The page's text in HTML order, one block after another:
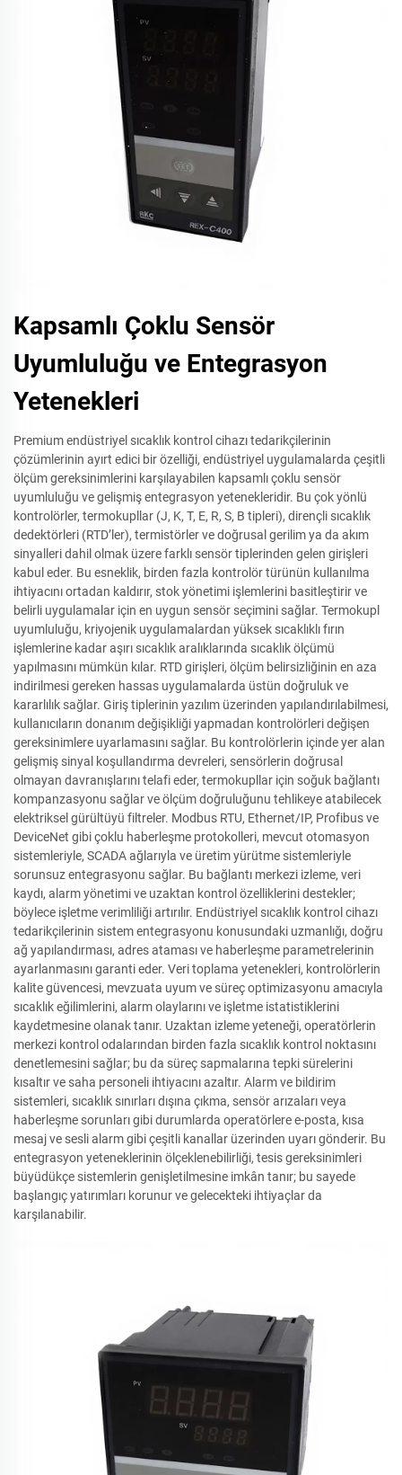
Kapsamlı Çoklu Sensör
Uyumluluğu ve Entegrasyon
Yetenekleri
Premium endüstriyel sıcaklık kontrol cihazı tedarikçilerinin
çözümlerinin ayırt edici bir özelliği, endüstriyel uygulamalarda çeşitli
ölçüm gereksinimlerini karşılayabilen kapsamlı çoklu sensör
uyumluluğu ve gelişmiş entegrasyon yetenekleridir. Bu çok yönlü
kontrolörler, termokupllar (J, K, T, E, R, S, B tipleri), dirençli sıcaklık
dedektörleri (RTD’ler), termistörler ve doğrusal gerilim ya da akım
sinyalleri dahil olmak üzere farklı sensör tiplerinden gelen girişleri
kabul eder. Bu esneklik, birden fazla kontrolör türünün kullanılma
ihtiyacını ortadan kaldırır, stok yönetimi işlemlerini basitleştirir ve
belirli uygulamalar için en uygun sensör seçimini sağlar. Termokupl
uyumluluğu, kriyojenik uygulamalardan yüksek sıcaklıklı fırın
işlemlerine kadar aşırı sıcaklık aralıklarında sıcaklık ölçümü
yapılmasını mümkün kılar. RTD girişleri, ölçüm belirsizliğinin en aza
indirilmesi gereken hassas uygulamalarda üstün doğruluk ve
kararlılık sağlar. Giriş tiplerinin yazılım üzerinden yapılandırılabilmesi,
kullanıcıların donanım değişikliği yapmadan kontrolörleri değişen
gereksinimlere uyarlamasını sağlar. Bu kontrolörlerin içinde yer alan
gelişmiş sinyal koşullandırma devreleri, sensörlerin doğrusal
olmayan davranışlarını telafi eder, termokupllar için soğuk bağlantı
kompanzasyonu sağlar ve ölçüm doğruluğunu tehlikeye atabilecek
elektriksel gürültüyü filtreler. Modbus RTU, Ethernet/IP, Profibus ve
DeviceNet gibi çoklu haberleşme protokolleri, mevcut otomasyon
sistemleriyle, SCADA ağlarıyla ve üretim yürütme sistemleriyle
sorunsuz entegrasyonu sağlar. Bu bağlantı merkezi izleme, veri
kaydı, alarm yönetimi ve uzaktan kontrol özelliklerini destekler;
böylece işletme verimliliği artırılır. Endüstriyel sıcaklık kontrol cihazı
tedarikçilerinin sistem entegrasyonu konusundaki uzmanlığı, doğru
ağ yapılandırması, adres ataması ve haberleşme parametrelerinin
ayarlanmasını garanti eder. Veri toplama yetenekleri, kontrolörlerin
kalite güvencesi, mevzuata uyum ve süreç optimizasyonu amacıyla
sıcaklık eğilimlerini, alarm olaylarını ve işletme istatistiklerini
kaydetmesine olanak tanır. Uzaktan izleme yeteneği, operatörlerin
merkezi kontrol odalarından birden fazla sıcaklık kontrol noktasını
denetlemesini sağlar; bu da süreç sapmalarına tepki sürelerini
kısaltır ve saha personeli ihtiyacını azaltır. Alarm ve bildirim
sistemleri, sıcaklık sınırları dışına çıkma, sensör arızaları veya
haberleşme sorunları gibi durumlarda operatörlere e-posta, kısa
mesaj ve sesli alarm gibi çeşitli kanallar üzerinden uyarı gönderir. Bu
entegrasyon yeteneklerinin ölçeklenebilirliği, tesis gereksinimleri
büyüdükçe sistemlerin genişletilmesine imkân tanır; bu sayede
başlangıç yatırımları korunur ve gelecekteki ihtiyaçlar da
karşılanabilir.